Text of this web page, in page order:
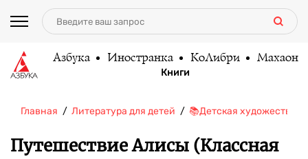
Азбука Иностранка КоЛибри Махаон
Книги
Главная Литература для детей 📚Детская
Путешествие Алисы (Классная